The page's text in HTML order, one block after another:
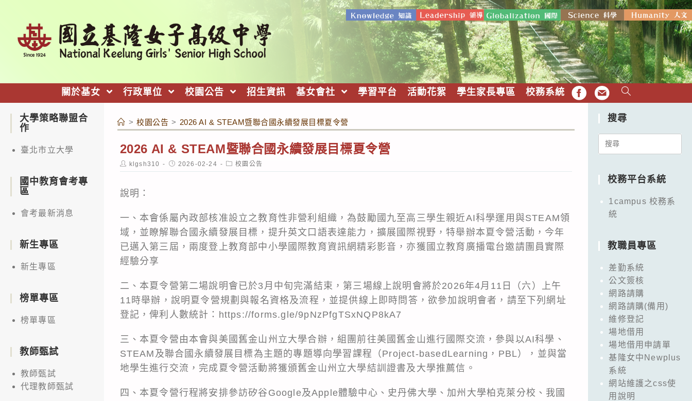
關於基女 行政單位 校園公告 招生資訊 基女會社 學習平台 活動花絮 學生家長專區 校務系統 FB EMAIL
> 校園公告 > 2026 AI & STEAM暨聯合國永續發展目標夏令營
2026 AI & STEAM暨聯合國永續發展目標夏令營
Post
author:
klgsh310
Post
published:
2026-02-24
Post
category:
校園公告
說明：
一、本會係屬內政部核准設立之教育性非營利組織，為鼓勵國九至高三學生親近AI科學運用與STEAM領
域，並瞭解聯合國永續發展目標，提升英文口語表達能力，擴展國際視野，特舉辦本夏令營活動，今年
已邁入第三屆，兩度登上教育部中小學國際教育資訊網精彩影音，亦獲國立教育廣播電台邀請團員實際
經驗分享
二、本夏令營第二場說明會已於3月中旬完滿結束，第三場線上說明會將於2026年4月11日（六）上午
11時舉辦，說明夏令營規劃與報名資格及流程，並提供線上即時問答，欲參加說明會者，請至下列網址
登記，俾利人數統計： https://forms.gle/9pNzPfgTSxNQP8kA7
三、本夏令營由本會與美國舊金山州立大學合辦，組團前往美國舊金山進行國際交流，參與以AI科學、
STEAM及聯合國永續發展目標為主題的專題導向學習課程（Project-basedLearning，PBL），並與當
地學生進行交流，完成夏令營活動將獲頒舊金山州立大學結訓證書及大學推薦信。
四、本夏令營行程將安排參訪矽谷Google及Apple體驗中心、史丹佛大學、加州大學柏克萊分校、我國
大學策略聯盟合
作
臺北市立大學
國中教育會考專
區
會考最新消息
新生專區
新生專區
榜單專區
榜單專區
教師甄試
教師甄試
代理教師甄試
搜尋
Search
校務平台系統
1campus 校務系
統
教職員專區
差勤系統
公文簽核
網路請購
網路請購(備用)
維修登記
場地借用
場地借用申請單
基隆女中Newplus
系統
網站維護之css使
用說明